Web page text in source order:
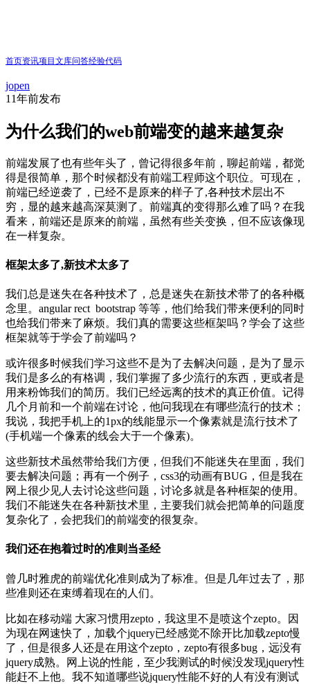
首页资讯项目文库问答经验代码
jopen
11年前发布
为什么我们的web前端变的越来越复杂
前端发展了也有些年头了，曾记得很多年前，聊起前端，都觉
得是很简单，那个时候都没有前端工程师这个职位。可现在，
前端已经逆袭了，已经不是原来的样子了,各种技术层出不
穷，显的越来越高深莫测了。前端真的变得那么难了吗？在我
看来，前端还是原来的前端，虽然有些关变换，但不应该像现
在一样复杂。
框架太多了,新技术太多了
我们总是迷失在各种技术了，总是迷失在新技术带了的各种概
念里。angular rect bootstrap 等等，他们给我们带来便利的同时
也给我们带来了麻烦。我们真的需要这些框架吗？学会了这些
框架就等于学会了前端吗？
或许很多时候我们学习这些不是为了去解决问题，是为了显示
我们是多么的有格调，我们掌握了多少流行的东西，更或者是
用来粉饰我们的简历。我们已经远离的技术的真正价值。记得
几个月前和一个前端在讨论，他问我现在有哪些流行的技术；
我说，我把手机上的1px的线能显示一个像素就是流行技术了
(手机端一个像素的线会大于一个像素)。
这些新技术虽然带给我们方便，但我们不能迷失在里面，我们
要去解决问题；再有一个例子，css3的动画有BUG，但是我在
网上很少见人去讨论这些问题，讨论多就是各种框架的使用。
我们不能迷失在各种新技术里，主要我们就会把简单的问题度
复杂化了，会把我们的前端变的很复杂。
我们还在抱着过时的准则当圣经
曾几时雅虎的前端优化准则成为了标准。但是几年过去了，那
些准则还在束缚着现在的人们。
比如在移动端 大家习惯用zepto，我这里不是喷这个zepto。因
为现在网速快了，加载个jquery已经感觉不除开比加载zepto慢
了，但是很多人还是在用这个zepto，zepto有很多bug，远没有
jquery成熟。网上说的性能，至少我测试的时候没发现jquery性
能赶不上他。我不知道哪些说jquery性能不好的人有没有测试